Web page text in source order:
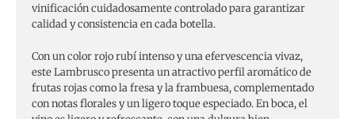
vinificación cuidadosamente controlado para garantizar
calidad y consistencia en cada botella.
Con un color rojo rubí intenso y una efervescencia vivaz,
este Lambrusco presenta un atractivo perfil aromático de
frutas rojas como la fresa y la frambuesa, complementado
con notas florales y un ligero toque especiado. En boca, el